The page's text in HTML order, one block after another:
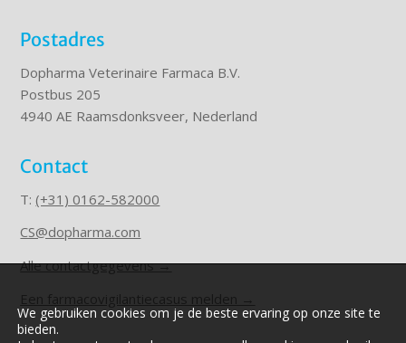
Postadres
Dopharma Veterinaire Farmaca B.V.
Postbus 205
4940 AE Raamsdonksveer, Nederland
Contact
T:(+31) 0162-582000
CS@dopharma.com
Alle contactgegevens →
Een farmacovigilantiecasus melden →
We gebruiken cookies om je de beste ervaring op onze site te
bieden.